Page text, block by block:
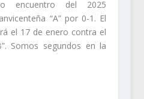
encuentro del 2025
“A” por 0-1. El
el 17 de enero contra el
Somos segundos en la